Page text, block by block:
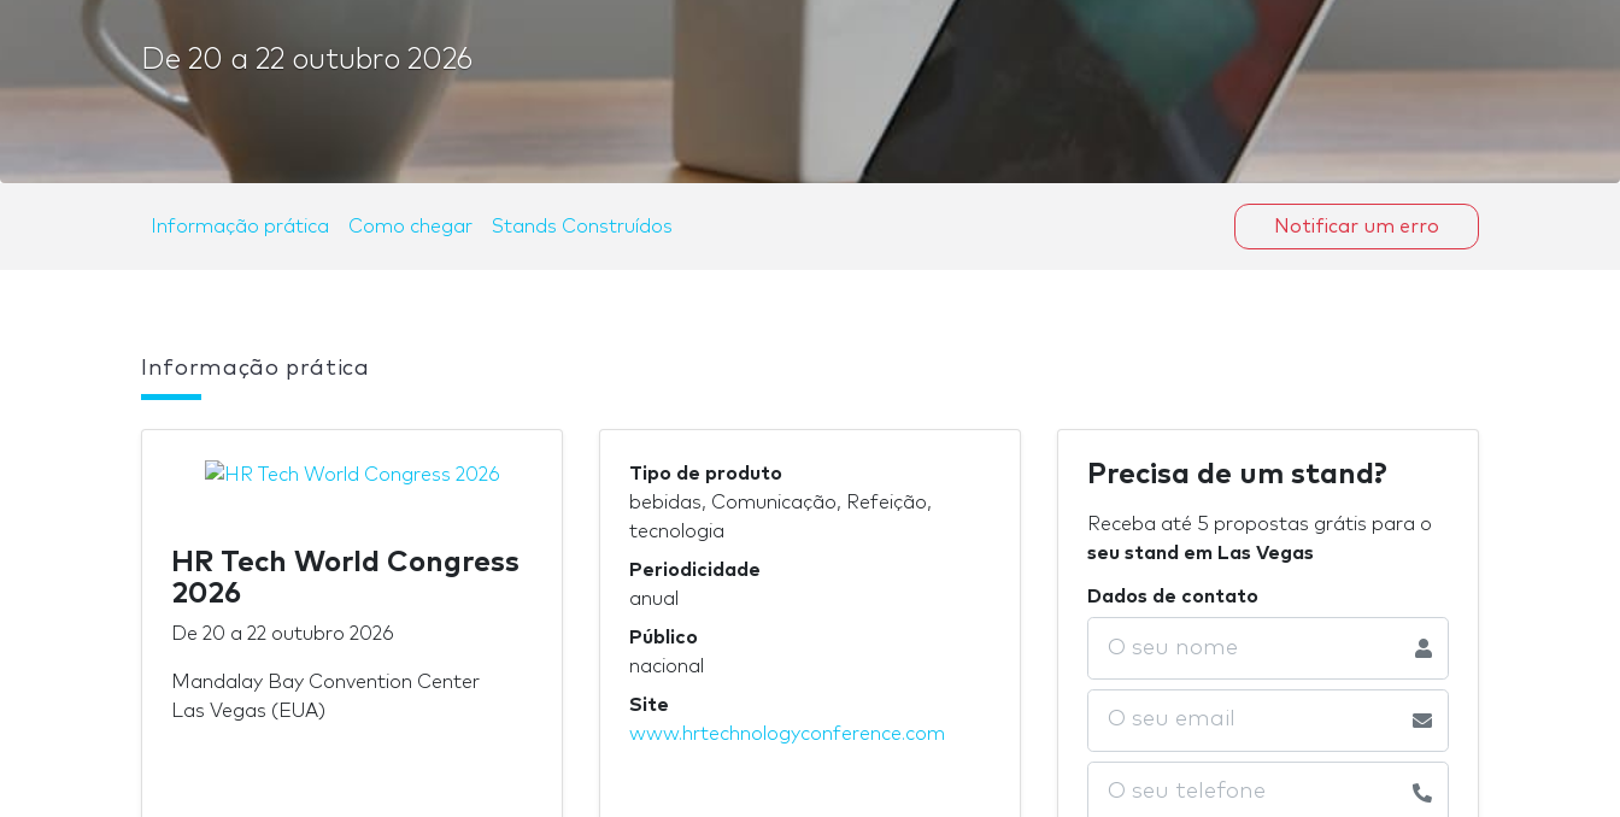
De 20 a 22 outubro 2026
Informação prática Como chegar Stands Construídos Notificar um erro
Informação prática
HR Tech World Congress
2026
De 20 a 22 outubro 2026
Mandalay Bay Convention Center
Las Vegas (EUA)
Tipo de produto
bebidas, Comunicação, Refeição,
tecnologia
Periodicidade
anual
Público
nacional
Site
www.hrtechnologyconference.com
Precisa de um stand?
Receba até 5 propostas grátis para o
seu stand em Las Vegas
Dados de contato